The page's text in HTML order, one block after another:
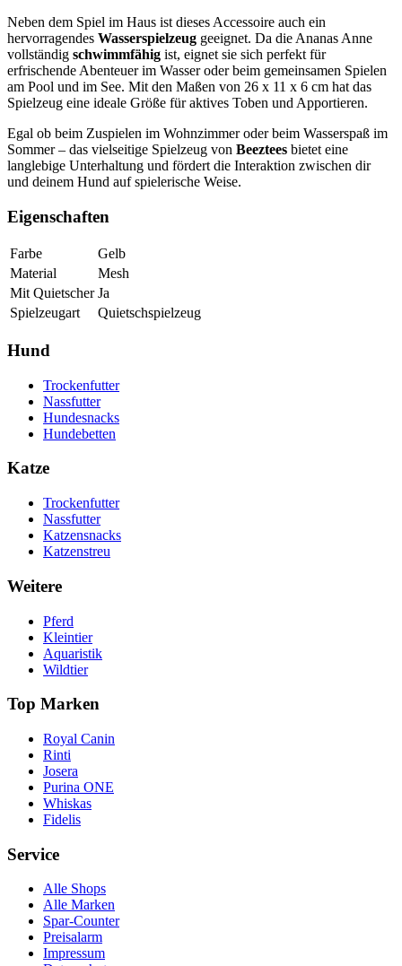
Neben dem Spiel im Haus ist dieses Accessoire auch ein
hervorragendes Wasserspielzeug geeignet. Da die Ananas Anne
vollständig schwimmfähig ist, eignet sie sich perfekt für
erfrischende Abenteuer im Wasser oder beim gemeinsamen Spielen
am Pool und im See. Mit den Maßen von 26 x 11 x 6 cm hat das
Spielzeug eine ideale Größe für aktives Toben und Apportieren.
Egal ob beim Zuspielen im Wohnzimmer oder beim Wasserspaß im
Sommer – das vielseitige Spielzeug von Beeztees bietet eine
langlebige Unterhaltung und fördert die Interaktion zwischen dir
und deinem Hund auf spielerische Weise.
Eigenschaften
Farbe
Gelb
Material
Mesh
Mit Quietscher Ja
Spielzeugart
Quietschspielzeug
Hund
Trockenfutter
Nassfutter
Hundesnacks
Hundebetten
Katze
Trockenfutter
Nassfutter
Katzensnacks
Katzenstreu
Weitere
Pferd
Kleintier
Aquaristik
Wildtier
Top Marken
Royal Canin
Rinti
Josera
Purina ONE
Whiskas
Fidelis
Service
Alle Shops
Alle Marken
Spar-Counter
Preisalarm
Impressum